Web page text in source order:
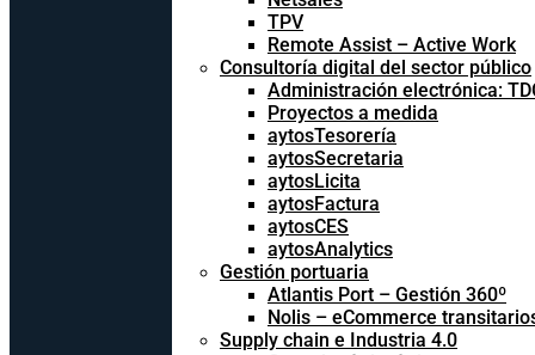
TPV
Remote Assist – Active Work
Consultoría digital del sector público
Administración electrónica:
Proyectos a medida
aytosTesorería
aytosSecretaria
aytosLicita
aytosFactura
aytosCES
aytosAnalytics
Gestión portuaria
Atlantis Port – Gestión 360º
Nolis – eCommerce
Supply chain e Industria 4.0